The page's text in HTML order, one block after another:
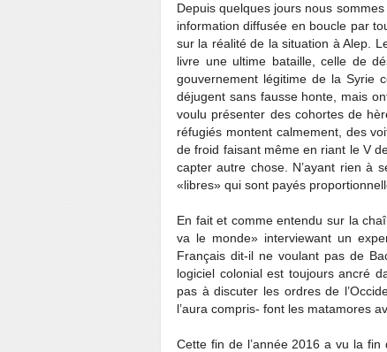
Depuis quelques jours nous
information diffusée en boucle par
sur la réalité de la situation à Alep.
livre une ultime bataille, celle de
gouvernement légitime de la Syrie
déjugent sans fausse honte, mais
voulu présenter des cohortes de
réfugiés montent calmement, des
de froid faisant même en riant le V
capter autre chose. N’ayant rien à
«libres» qui sont payés
En fait et comme entendu sur la
va le monde» interviewant un
Français dit-il ne voulant pas de
logiciel colonial est toujours ancré
pas à discuter les ordres de
l’aura compris- font les matamores
Cette fin de l’année 2016 a vu la